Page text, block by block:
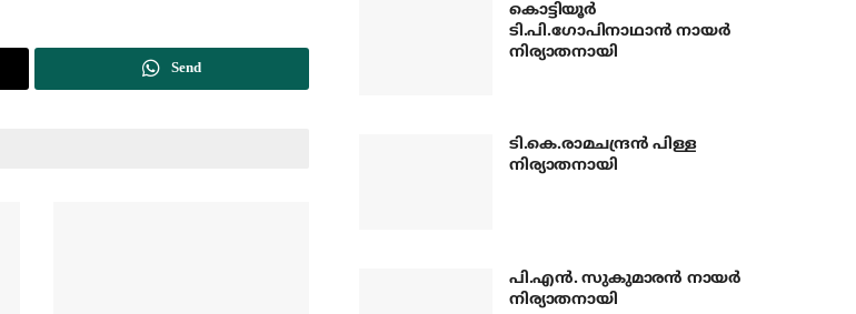
Send
കൊട്ടിയൂര്‍
ടി.പി.ഗോപിനാഥാന്‍ നായര്‍
നിര്യാതനായി
ടി.കെ.രാമചന്ദ്രന്‍ പിള്ള
നിര്യാതനായി
പി.എന്‍. സുകുമാരന്‍ നായര്‍
നിര്യാതനായി